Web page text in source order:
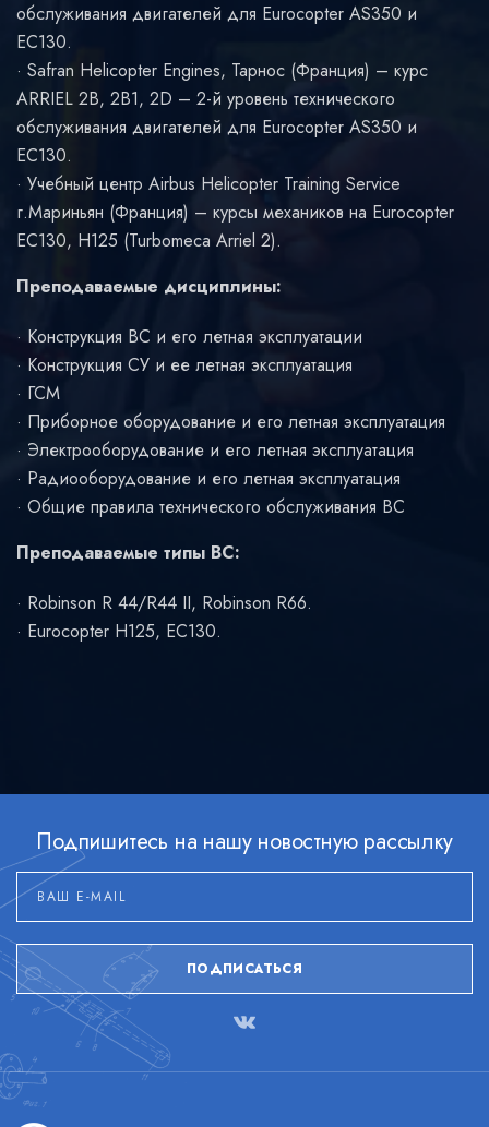
обслуживания двигателей для Eurocopter AS350 и
EC130.
Safran Helicopter Engines, Тарнос (Франция) – курс
ARRIEL 2B, 2B1, 2D – 2-й уровень технического
обслуживания двигателей для Eurocopter AS350 и
EC130.
Учебный центр Airbus Helicopter Training Service
г.Мариньян (Франция) – курсы механиков на Eurocopter
EC130, H125 (Turbomeca Arriel 2).
Преподаваемые дисциплины:
Конструкция ВС и его летная эксплуатации
Конструкция СУ и ее летная эксплуатация
ГСМ
Приборное оборудование и его летная эксплуатация
Электрооборудование и его летная эксплуатация
Радиооборудование и его летная эксплуатация
Общие правила технического обслуживания ВС
Преподаваемые типы ВС:
Robinson R 44/R44 II, Robinson R66.
Eurocopter H125, EC130.
Подпишитесь на нашу новостную рассылку
ПОДПИСАТЬСЯ